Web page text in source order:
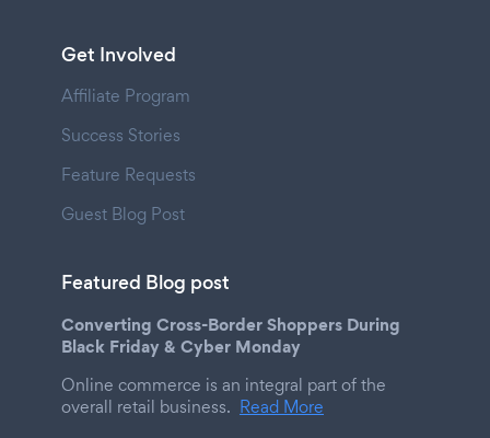
Get Involved
Affiliate Program
Success Stories
Feature Requests
Guest Blog Post
Featured Blog post
Converting Cross-Border Shoppers During
Black Friday & Cyber Monday
Online commerce is an integral part of the
overall retail business. Read More